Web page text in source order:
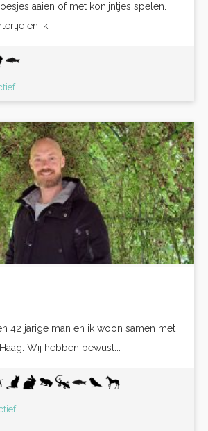
aaien of met konijntjes spelen.
en ik...
42 jarige man en ik woon samen met
Wij hebben bewust...